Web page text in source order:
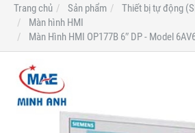
Trang chủ
Sản phẩm
Thiết bị tự động
Màn hình HMI
Màn Hình HMI OP177B 6″ DP - Model